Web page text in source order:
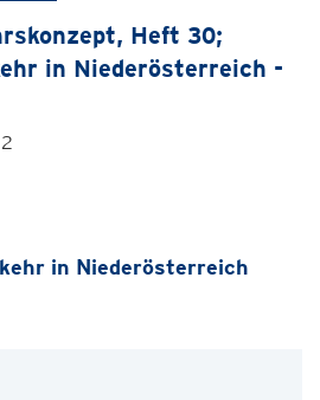
Heft 30;
in Niederösterreich -
in Niederösterreich